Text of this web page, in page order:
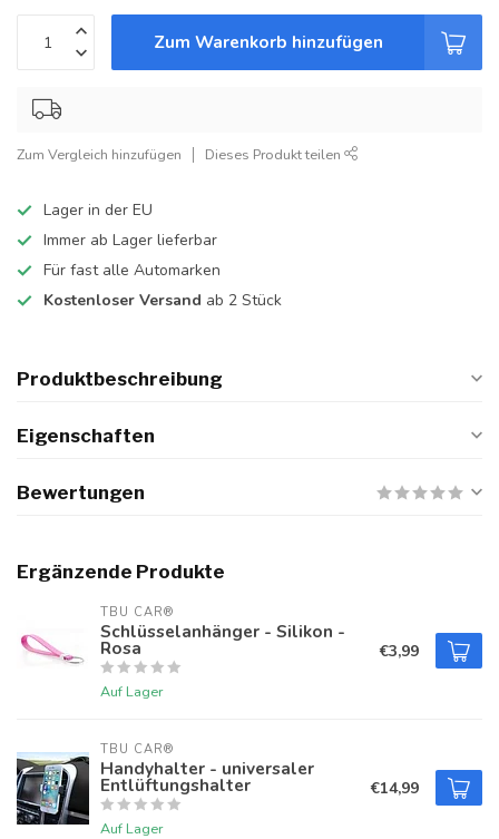
Zum Warenkorb hinzufügen
Zum Vergleich hinzufügen Dieses Produkt teilen
Lager in der EU
Immer ab Lager lieferbar
Für fast alle Automarken
Kostenloser Versand ab 2 Stück
Produktbeschreibung
Eigenschaften
Bewertungen
Ergänzende Produkte
TBU CAR®
Schlüsselanhänger - Silikon -
Rosa
Auf Lager
€3,99
TBU CAR®
Handyhalter - universaler
Entlüftungshalter
Auf Lager
€14,99